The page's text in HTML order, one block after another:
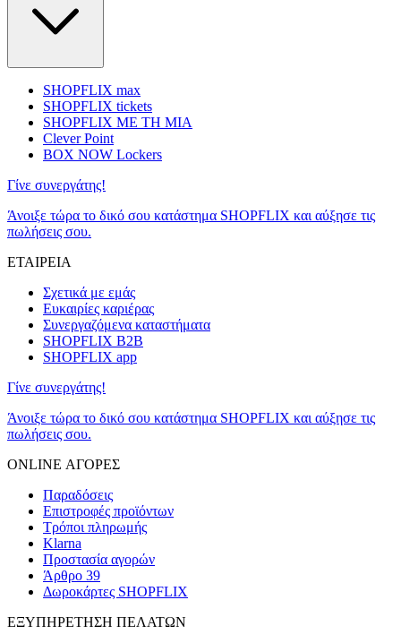
SHOPFLIX max
SHOPFLIX tickets
SHOPFLIX ΜΕ ΤΗ ΜΙΑ
Clever Point
BOX NOW Lockers
Γίνε συνεργάτης!
Άνοιξε τώρα το δικό σου κατάστημα SHOPFLIX και αύξησε τις
πωλήσεις σου.
ΕΤΑΙΡΕΙΑ
Σχετικά με εμάς
Ευκαιρίες καριέρας
Συνεργαζόμενα καταστήματα
SHOPFLIX B2B
SHOPFLIX app
Γίνε συνεργάτης!
Άνοιξε τώρα το δικό σου κατάστημα SHOPFLIX και αύξησε τις
πωλήσεις σου.
ONLINE ΑΓΟΡΕΣ
Παραδόσεις
Επιστροφές προϊόντων
Τρόποι πληρωμής
Klarna
Προστασία αγορών
Άρθρο 39
Δωροκάρτες SHOPFLIX
ΕΞΥΠΗΡΕΤΗΣΗ ΠΕΛΑΤΩΝ